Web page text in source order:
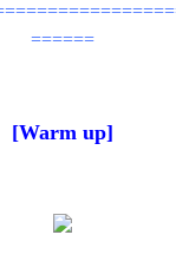
======
[Warm up]